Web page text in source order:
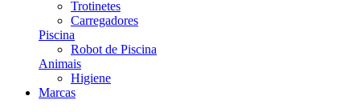
Trotinetes
Carregadores
Piscina
Robot de Piscina
Animais
Higiene
Marcas